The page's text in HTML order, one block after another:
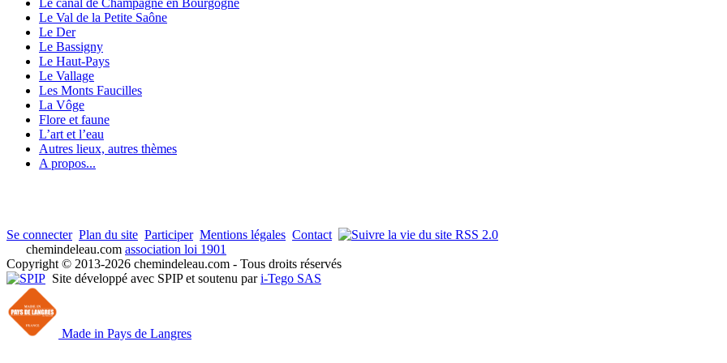
Le canal de Champagne en Bourgogne
Le Val de la Petite Saône
Le Der
Le Bassigny
Le Haut-Pays
Le Vallage
Les Monts Faucilles
La Vôge
Flore et faune
L’art et l’eau
Autres lieux, autres thèmes
A propos...
Se connecter Plan du site Participer Mentions légales Contact
RSS 2.0
chemindeleau.com association loi 1901
Copyright © 2013-2026 chemindeleau.com - Tous droits réservés
Site développé avec SPIP et soutenu pari-Tego SAS
Made in Pays de Langres